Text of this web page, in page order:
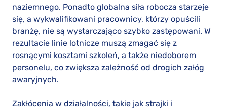
naziemnego. Ponadto globalna siła robocza starzeje
się, a wykwalifikowani pracownicy, którzy opuścili
branżę, nie są wystarczająco szybko zastępowani. W
rezultacie linie lotnicze muszą zmagać się z
rosnącymi kosztami szkoleń, a także niedoborem
personelu, co zwiększa zależność od drogich załóg
awaryjnych.
Zakłócenia w działalności, takie jak strajki i